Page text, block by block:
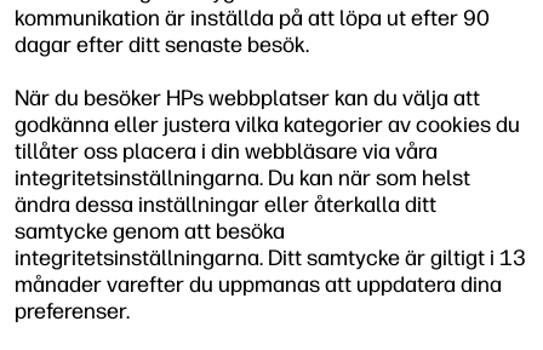
kommunikation är inställda på att löpa ut efter 90
dagar efter ditt senaste besök.
När du besöker HPs webbplatser kan du välja att
godkänna eller justera vilka kategorier av cookies du
tillåter oss placera i din webbläsare via våra
integritetsinställningarna. Du kan när som helst
ändra dessa inställningar eller återkalla ditt
samtycke genom att besöka
integritetsinställningarna. Ditt samtycke är giltigt i 13
månader varefter du uppmanas att uppdatera dina
preferenser.